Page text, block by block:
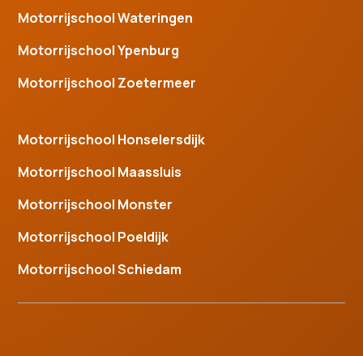
Motorrijschool Wateringen
Motorrijschool Ypenburg
Motorrijschool Zoetermeer
Motorrijschool Honselersdijk
Motorrijschool Maassluis
Motorrijschool Monster
Motorrijschool Poeldijk
Motorrijschool Schiedam